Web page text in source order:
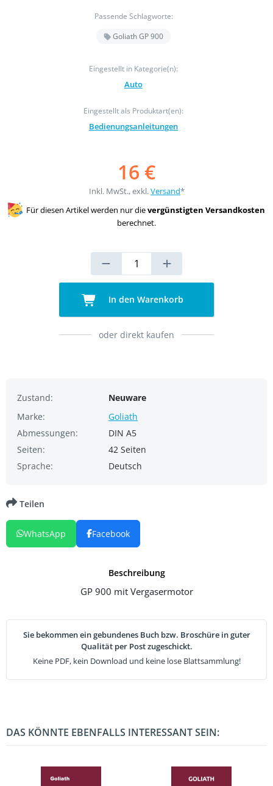
Passende Schlagworte:
Goliath GP 900
Eingestellt in Kategorie(n):
Auto
Eingestellt als Produktart(en):
Bedienungsanleitungen
16 €
Inkl. MwSt., exkl.Versand*
Für diesen Artikel werden nur dievergünstigten Versandkosten
berechnet.
In den Warenkorb
oder direkt kaufen
Zustand:
Neuware
Marke:
Goliath
Abmessungen:
DIN A5
Seiten:
42 Seiten
Sprache:
Deutsch
Beschreibung
GP 900 mit Vergasermotor
Sie bekommen ein gebundenes Buch bzw. Broschüre in guter
Qualität per Post zugeschickt.
Keine PDF, kein Download und keine lose Blattsammlung!
Teilen
WhatsApp Facebook
DAS KÖNNTE EBENFALLS INTERESSANT SEIN: